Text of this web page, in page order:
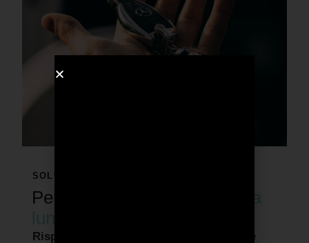
SOLUZIONI PER IL BUSINESS
Perché conviene il
lungo termine?
Risparmi soldi e tempo: Paghi un canone